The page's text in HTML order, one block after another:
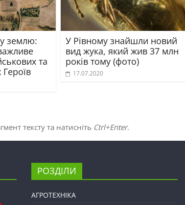
землю:
та
У Рівному знайшли новий
вид жука, який жив 37 млн
років тому (фото)
17.07.2020
тексту та натисніть Ctrl+Enter.
РОЗДІЛИ
АГРОТЕХНІКА